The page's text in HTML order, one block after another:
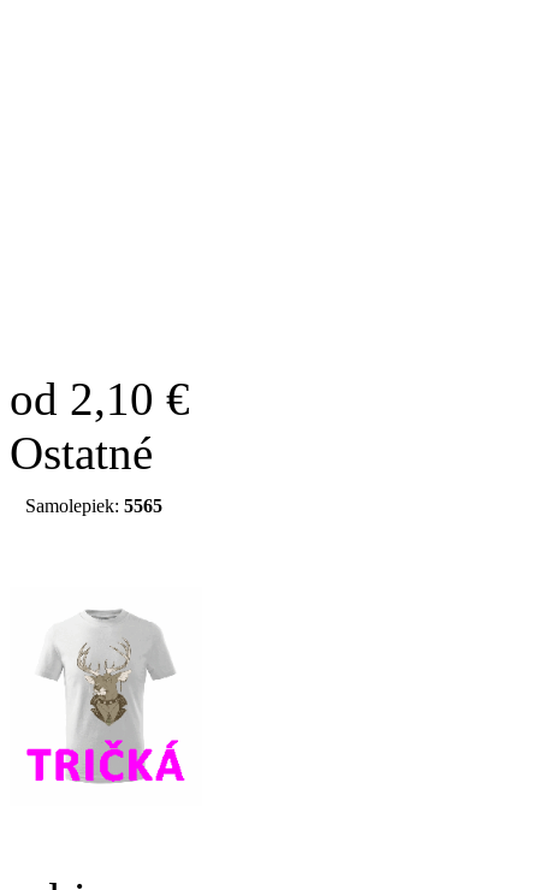
od 2,10 €
Ostatné
Samolepiek: 5565